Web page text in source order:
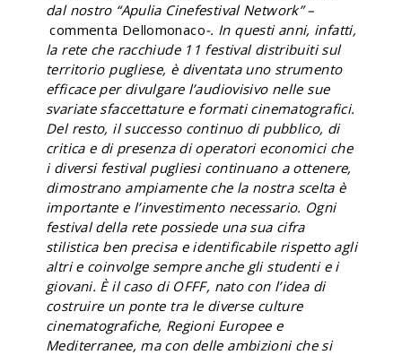
dal nostro “Apulia Cinefestival Network” –
commenta Dellomonaco-. In questi anni, infatti,
la rete che racchiude 11 festival distribuiti sul
territorio pugliese, è diventata uno strumento
efficace per divulgare l’audiovisivo nelle sue
svariate sfaccettature e formati cinematografici.
Del resto, il successo continuo di pubblico, di
critica e di presenza di operatori economici che
i diversi festival pugliesi continuano a ottenere,
dimostrano ampiamente che la nostra scelta è
importante e l’investimento necessario. Ogni
festival della rete possiede una sua cifra
stilistica ben precisa e identificabile rispetto agli
altri e coinvolge sempre anche gli studenti e i
giovani. È il caso di OFFF, nato con l’idea di
costruire un ponte tra le diverse culture
cinematografiche, Regioni Europee e
Mediterranee, ma con delle ambizioni che si